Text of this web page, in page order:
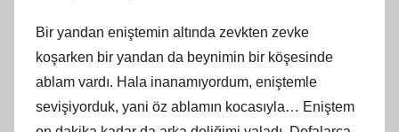
Bir yandan eniştemin altında zevkten zevke
koşarken bir yandan da beynimin bir köşesinde
ablam vardı. Hala inanamıyordum, eniştemle
sevişiyorduk, yani öz ablamın kocasıyla… Eniştem